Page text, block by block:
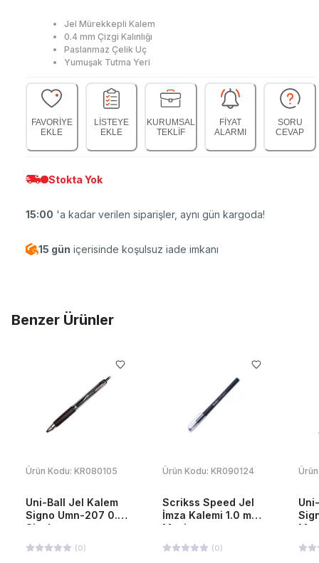
Jel Mürekkepli Kalem
0.4 mm Çizgi Kalınlığı
Paslanmaz Çelik Uç
Yumuşak Tutma Yeri
FAVORİYE
EKLE
LİSTEYE
EKLE
KURUMSAL
TEKLİF
FİYAT
ALARMI
SORU
CEVAP
Stokta Yok
15:00 'a kadar verilen siparişler, aynı gün kargoda!
15 gün içerisinde koşulsuz iade imkanı
Benzer Ürünler
Ürün Kodu: KR080105
Uni-Ball Jel Kalem
Signo Umn-207 0.5
Siyah
(0)
Ürün Kodu: KR090124
Scrikss Speed Jel
İmza Kalemi 1.0 mm
Mavi
(0)